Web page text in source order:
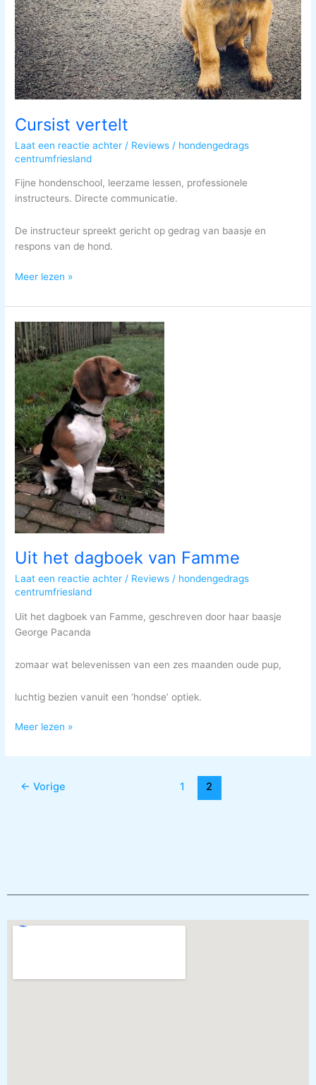
Cursist vertelt
Laat een reactie achter / Reviews / hondengedrags
centrumfriesland
Fijne hondenschool, leerzame lessen, professionele
instructeurs. Directe communicatie.
De instructeur spreekt gericht op gedrag van baasje en
respons van de hond.
Meer lezen »
Uit het dagboek van Famme
Laat een reactie achter / Reviews / hondengedrags
centrumfriesland
Uit het dagboek van Famme, geschreven door haar baasje
George Pacanda
zomaar wat belevenissen van een zes maanden oude pup,
luchtig bezien vanuit een ‘hondse’ optiek.
Uit
het
dagboek
van
Famme
Meer lezen »
← Vorige 1 2